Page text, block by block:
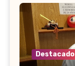
Destacado